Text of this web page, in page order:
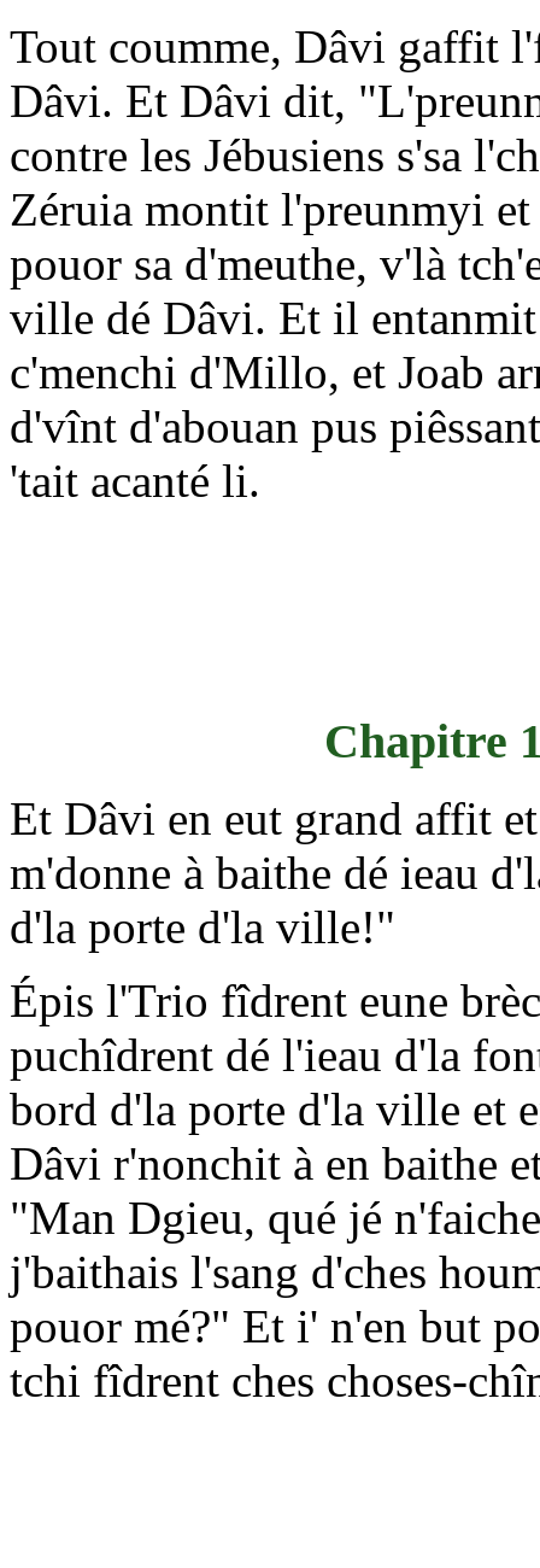
Tout coumme, Dâvi gaffit
Dâvi. Et Dâvi dit,
contre les Jébusiens s'sa
Zéruia montit l'preunmyi
pouor sa d'meuthe, v'là
ville dé Dâvi. Et il
c'menchi d'Millo, et Joab
d'vînt d'abouan pus
'tait acanté li.
Chapitre
Et Dâvi en eut grand affit
m'donne à baithe dé ieau
d'la porte d'la ville!"
Épis l'Trio fîdrent eune
puchîdrent dé l'ieau d'la
bord d'la porte d'la ville et
Dâvi r'nonchit à en baithe
"Man Dgieu, qué jé
j'baithais l'sang d'ches
pouor mé?" Et i' n'en but
tchi fîdrent ches choses-